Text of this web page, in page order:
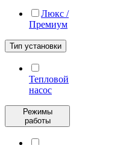
Люкс /
Премиум
Тип установки
Тепловой
насос
Режимы
работы